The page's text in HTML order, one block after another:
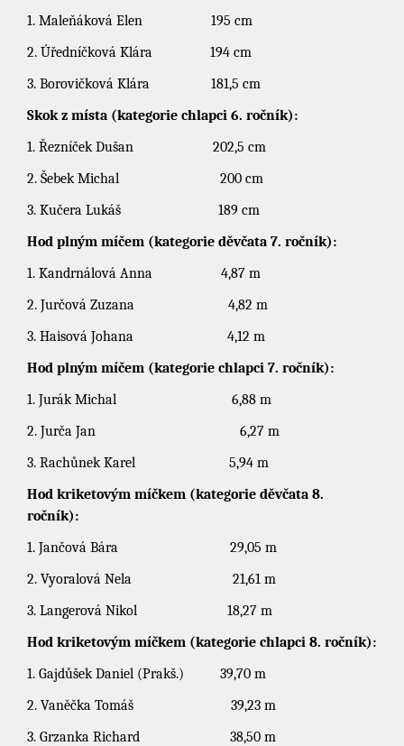
1. Maleňáková Elen 195 cm
2. Úředníčková Klára 194 cm
3. Borovičková Klára 181,5 cm
Skok z místa (kategorie chlapci 6. ročník):
1. Řezníček Dušan 202,5 cm
2. Šebek Michal 200 cm
3. Kučera Lukáš 189 cm
Hod plným míčem (kategorie děvčata 7. ročník):
1. Kandrnálová Anna 4,87 m
2. Jurčová Zuzana 4,82 m
3. Haisová Johana 4,12 m
Hod plným míčem (kategorie chlapci 7. ročník):
1. Jurák Michal 6,88 m
2. Jurča Jan 6,27 m
3. Rachůnek Karel 5,94 m
Hod kriketovým míčkem (kategorie děvčata 8.
ročník):
1. Jančová Bára 29,05 m
2. Vyoralová Nela 21,61 m
3. Langerová Nikol 18,27 m
Hod kriketovým míčkem (kategorie chlapci 8. ročník):
1. Gajdůšek Daniel (Prakš.) 39,70 m
2. Vaněčka Tomáš 39,23 m
3. Grzanka Richard 38,50 m